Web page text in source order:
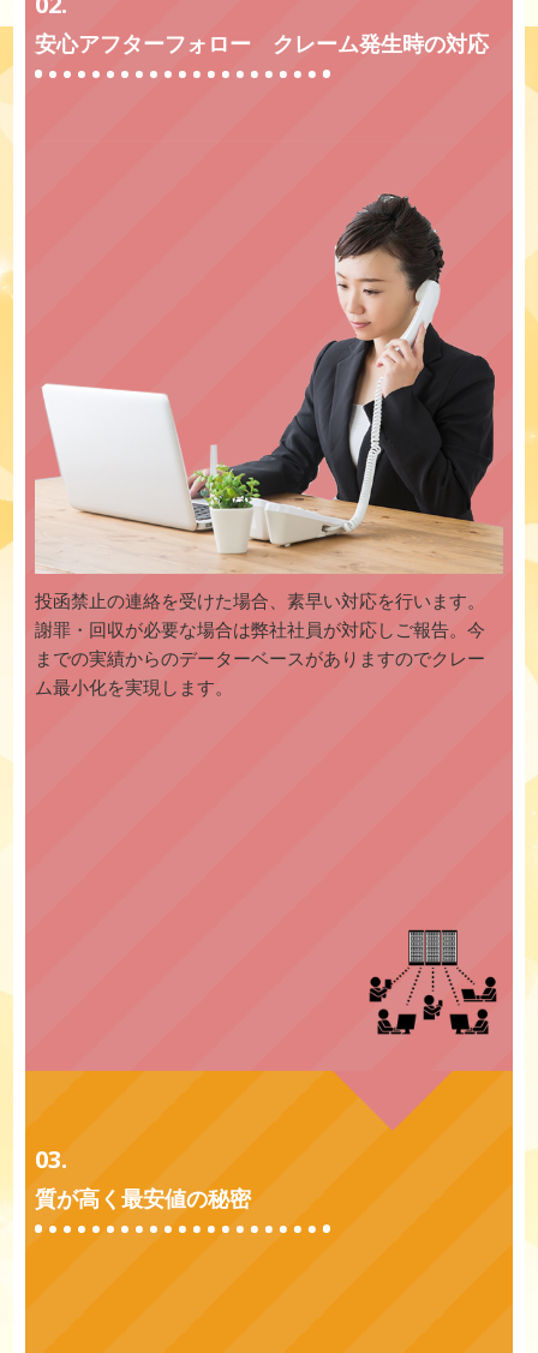
安心アフターフォロー クレーム発生時の対応
投函禁止の連絡を受けた場合、素早い対応を行います。
謝罪・回収が必要な場合は弊社社員が対応しご報告。今
までの実績からのデーターベースがありますのでクレー
ム最小化を実現します。
03.
質が高く最安値の秘密